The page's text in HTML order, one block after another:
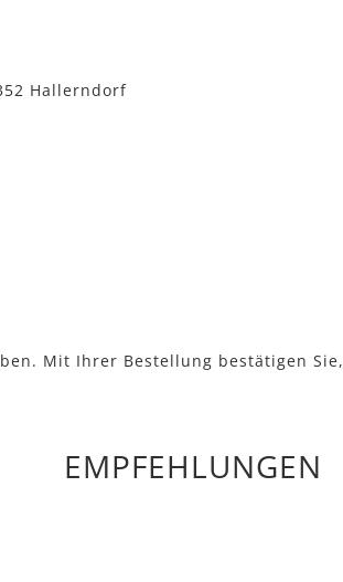
Hallerndorf
Mit Ihrer Bestellung bestätigen
EMPFEHLUNGEN